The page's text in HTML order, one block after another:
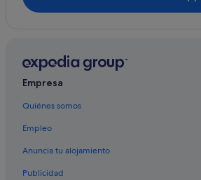
Hoteles con bar en Fano
Fano hoteles
Apartamentos en Pesaro
Hoteles de 5 estrellas en Fano
Marotta hoteles
Hoteles boutique en Pesaro
Cruceros en Pesaro
Empresa
Quiénes somos
Empleo
Anuncia tu alojamiento
Publicidad